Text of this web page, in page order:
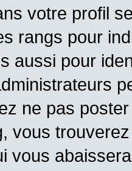
votre profil
rangs pour
aussi pour
ne pas
vous
vous